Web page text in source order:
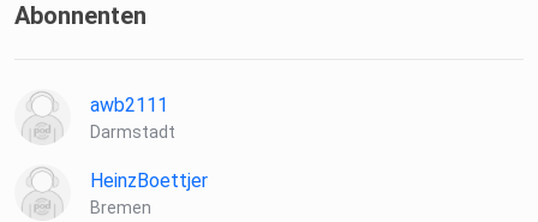
Abonnenten
awb2111
Darmstadt
HeinzBoettjer
Bremen